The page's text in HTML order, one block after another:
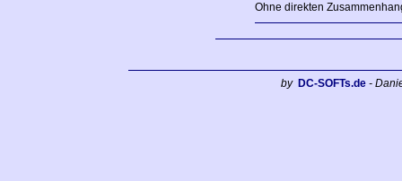
Ohne direkten
by DC-SOFTs.de -